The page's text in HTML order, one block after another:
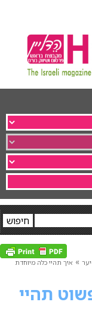
» איך תהיי כלה מיוחדת
תהיי